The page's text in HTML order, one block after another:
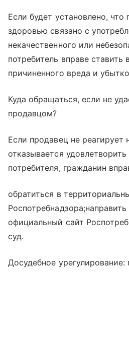
Если будет установлено, что
здоровью связано с
некачественного или
потребитель вправе
причиненного вреда и
Куда обращаться, если не
продавцом?
Если продавец не реагирует
отказывается
потребителя, гражданин
обратиться в
официальный сайт
суд.
Досудебное